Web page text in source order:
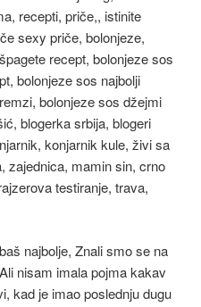
najbolje, Znali smo se na
nisam imala pojma kakav
kad je imao poslednju dugu